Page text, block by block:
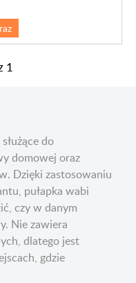
1
do
domowej oraz
Dzięki zastosowaniu
pułapka wabi
czy w danym
Nie zawiera
dlatego jest
gdzie